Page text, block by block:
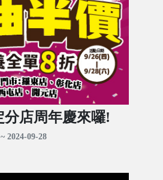
分店周年慶來囉!
2024-09-28